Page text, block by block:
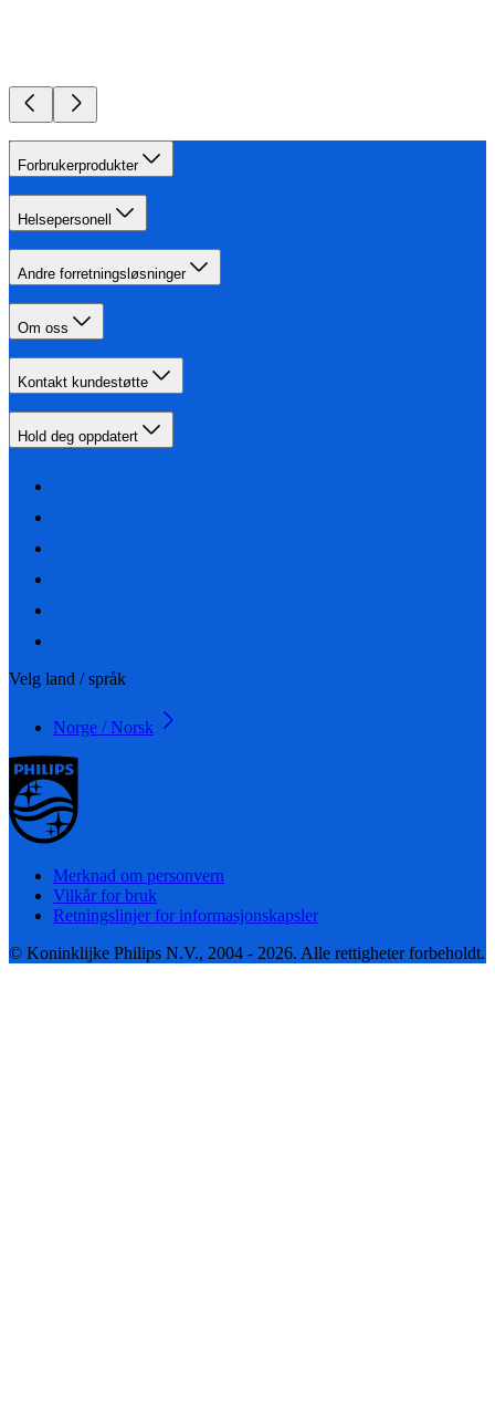
Forbrukerprodukter
Helsepersonell
Andre forretningsløsninger
Om oss
Kontakt kundestøtte
Hold deg oppdatert
Velg land / språk
Norge / Norsk
Merknad om personvern
Vilkår for bruk
Retningslinjer for informasjonskapsler
© Koninklijke Philips N.V., 2004 - 2026. Alle rettigheter forbeholdt.